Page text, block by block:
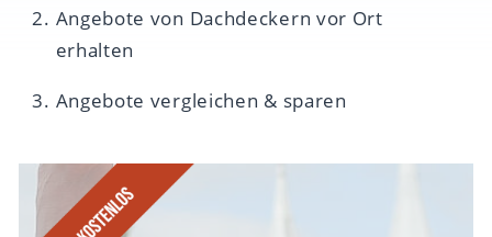
Angebote von Dachdeckern vor Ort
erhalten
Angebote vergleichen & sparen